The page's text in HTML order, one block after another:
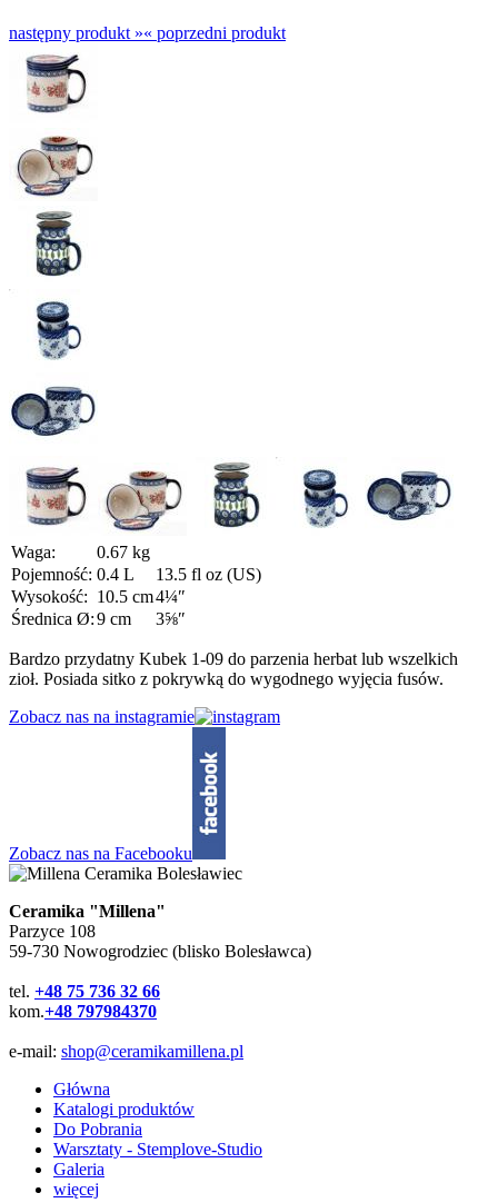
następny produkt »« poprzedni produkt
Waga:
0.67 kg
Pojemność: 0.4 L
13.5 fl oz (US)
Wysokość: 10.5 cm4¼″
Średnica Ø:9 cm 3⅝″
Bardzo przydatny Kubek 1-09 do parzenia herbat lub wszelkich
zioł. Posiada sitko z pokrywką do wygodnego wyjęcia fusów.
Zobacz nas na instagramie
Zobacz nas na Facebooku
Ceramika "Millena"
Parzyce 108
59-730 Nowogrodziec (blisko Bolesławca)
tel. +48 75 736 32 66
kom.+48 797984370
e-mail: shop@ceramikamillena.pl
Główna
Katalogi produktów
Do Pobrania
Warsztaty - Stemplove-Studio
Galeria
więcej